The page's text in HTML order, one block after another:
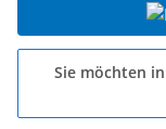
Sie möchten